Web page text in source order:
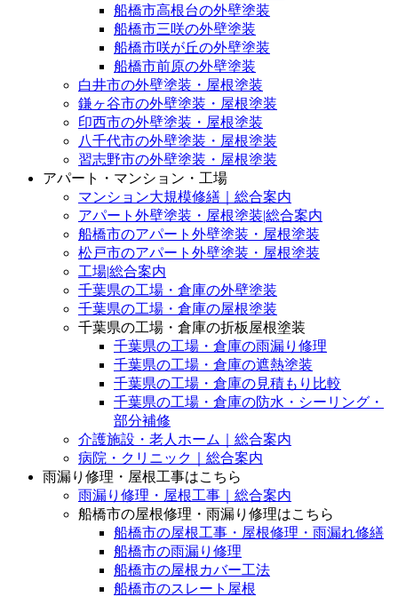
船橋市高根台の外壁塗装
船橋市三咲の外壁塗装
船橋市咲が丘の外壁塗装
船橋市前原の外壁塗装
白井市の外壁塗装・屋根塗装
鎌ヶ谷市の外壁塗装・屋根塗装
印西市の外壁塗装・屋根塗装
八千代市の外壁塗装・屋根塗装
習志野市の外壁塗装・屋根塗装
アパート・マンション・工場
マンション大規模修繕｜総合案内
アパート外壁塗装・屋根塗装|総合案内
船橋市のアパート外壁塗装・屋根塗装
松戸市のアパート外壁塗装・屋根塗装
工場|総合案内
千葉県の工場・倉庫の外壁塗装
千葉県の工場・倉庫の屋根塗装
千葉県の工場・倉庫の折板屋根塗装
千葉県の工場・倉庫の雨漏り修理
千葉県の工場・倉庫の遮熱塗装
千葉県の工場・倉庫の見積もり比較
千葉県の工場・倉庫の防水・シーリング・
部分補修
介護施設・老人ホーム｜総合案内
病院・クリニック｜総合案内
雨漏り修理・屋根工事はこちら
雨漏り修理・屋根工事｜総合案内
船橋市の屋根修理・雨漏り修理はこちら
船橋市の屋根工事・屋根修理・雨漏れ修繕
船橋市の雨漏り修理
船橋市の屋根カバー工法
船橋市のスレート屋根